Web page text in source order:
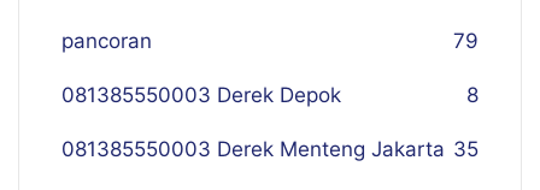
pancoran 79
081385550003 Derek Depok 8
081385550003 Derek Menteng Jakarta 35